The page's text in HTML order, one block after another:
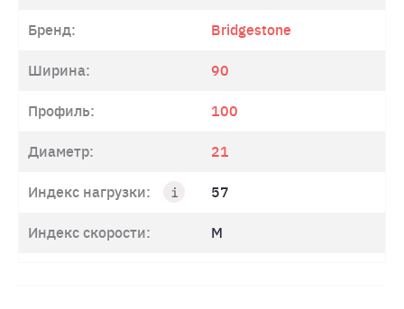
Бренд: Bridgestone
Ширина: 90
Профиль: 100
Диаметр: 21
Индекс нагрузки: 57
Индекс скорости: M